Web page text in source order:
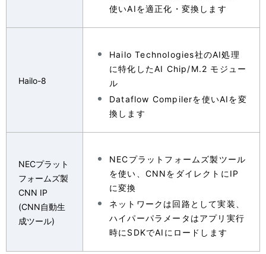
使いAIを適正化・変換します
Hailo-8
Hailo Technologies社のAI処理
に特化したAI Chip/M.2 モジュー
ル
Dataflow Compilerを使いAIを変
換します
NECプラット
フォームズ製
CNN IP
(CNN自動生
成ツール)
NECプラットフォームズ製ツール
を使い、CNNをダイレクトにIP
に変換
ネットワークは回路として実装、
ハイパーパラメータはアプリ実行
時にSDKでAIにロードします